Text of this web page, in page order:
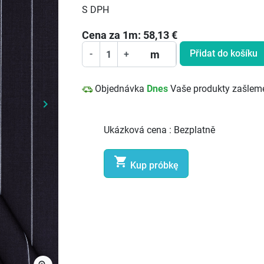
Další
keyboard_arrow_right
S DPH
Cena za 1m: 58,13€
- + m Přidat do košíku
Objednávka Dnes Vaše produkty
Ukázková cena : Bezplatně
 Kup próbkę